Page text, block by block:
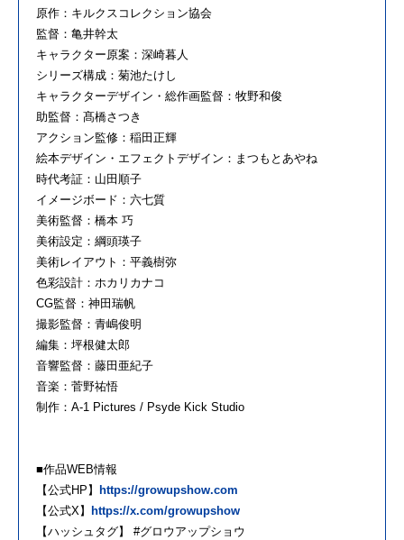
原作：キルクスコレクション協会
監督：亀井幹太
キャラクター原案：深崎暮人
シリーズ構成：菊池たけし
キャラクターデザイン・総作画監督：牧野和俊
助監督：髙橋さつき
アクション監修：稲田正輝
絵本デザイン・エフェクトデザイン：まつもとあやね
時代考証：山田順子
イメージボード：六七質
美術監督：橋本 巧
美術設定：綱頭瑛子
美術レイアウト：平義樹弥
色彩設計：ホカリカナコ
CG監督：神田瑞帆
撮影監督：青嶋俊明
編集：坪根健太郎
音響監督：藤田亜紀子
音楽：菅野祐悟
制作：A-1 Pictures / Psyde Kick Studio
■作品WEB情報
【公式HP】 https://growupshow.com
【公式X】 https://x.com/growupshow
【ハッシュタグ】 #グロウアップショウ